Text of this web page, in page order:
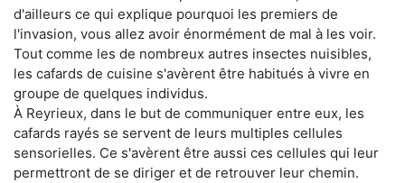
d'ailleurs ce qui explique pourquoi les premiers de
l'invasion, vous allez avoir énormément de mal à les voir.
Tout comme les de nombreux autres insectes nuisibles,
les cafards de cuisine s'avèrent être habitués à vivre en
groupe de quelques individus.
À Reyrieux, dans le but de communiquer entre eux, les
cafards rayés se servent de leurs multiples cellules
sensorielles. Ce s'avèrent être aussi ces cellules qui leur
permettront de se diriger et de retrouver leur chemin.